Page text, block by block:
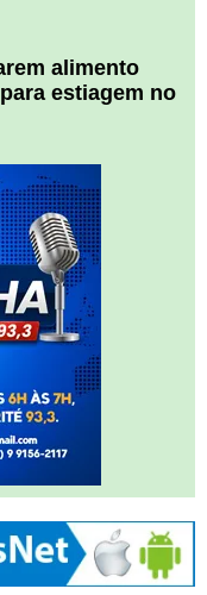
alimento
estiagem no